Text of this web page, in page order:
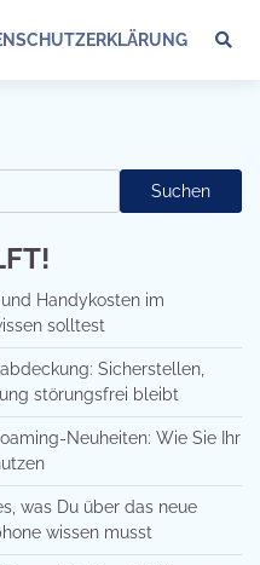
Suchen
Handykosten im
solltest
Sicherstellen,
störungsfrei bleibt
Neuheiten: Wie Sie Ihr
was Du über das neue
wissen musst